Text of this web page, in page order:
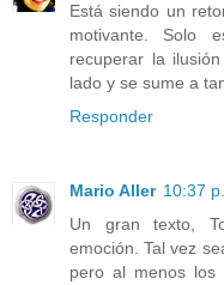
Está siendo un
motivante. Solo
recuperar la
lado y se sume a
Responder
Mario Aller 10:37 p.
Un gran texto,
emoción. Tal vez
pero al menos los